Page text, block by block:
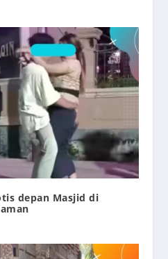
depan Masjid di